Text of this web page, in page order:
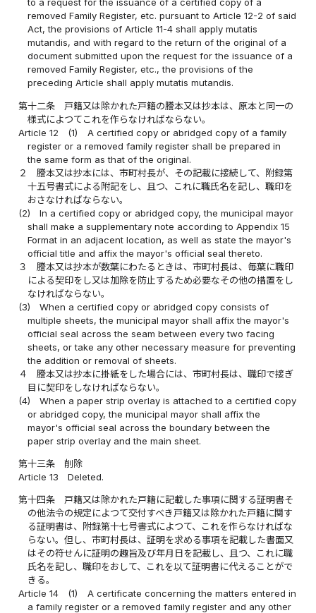
to a request for the issuance of a certified copy of a
removed Family Register, etc. pursuant to Article 12-2 of said
Act, the provisions of Article 11-4 shall apply mutatis
mutandis, and with regard to the return of the original of a
document submitted upon the request for the issuance of a
removed Family Register, etc., the provisions of the
preceding Article shall apply mutatis mutandis.
第十二条
戸籍又は除かれた戸籍の謄本又は抄本は、原本と同一の
様式によつてこれを作らなければならない。
Article 12
(1)
A certified copy or abridged copy of a family
register or a removed family register shall be prepared in
the same form as that of the original.
２
謄本又は抄本には、市町村長が、その記載に接続して、附録第
十五号書式による附記をし、且つ、これに職氏名を記し、職印を
おさなければならない。
(2)
In a certified copy or abridged copy, the municipal mayor
shall make a supplementary note according to Appendix 15
Format in an adjacent location, as well as state the mayor's
official title and affix the mayor's official seal thereto.
３
謄本又は抄本が数葉にわたるときは、市町村長は、毎葉に職印
による契印をし又は加除を防止するため必要なその他の措置をし
なければならない。
(3)
When a certified copy or abridged copy consists of
multiple sheets, the municipal mayor shall affix the mayor's
official seal across the seam between every two facing
sheets, or take any other necessary measure for preventing
the addition or removal of sheets.
４
謄本又は抄本に掛紙をした場合には、市町村長は、職印で接ぎ
目に契印をしなければならない。
(4)
When a paper strip overlay is attached to a certified copy
or abridged copy, the municipal mayor shall affix the
mayor's official seal across the boundary between the
paper strip overlay and the main sheet.
第十三条
削除
Article 13
Deleted.
第十四条
戸籍又は除かれた戸籍に記載した事項に関する証明書そ
の他法令の規定によつて交付すべき戸籍又は除かれた戸籍に関す
る証明書は、附録第十七号書式によつて、これを作らなければな
らない。但し、市町村長は、証明を求める事項を記載した書面又
はその符せんに証明の趣旨及び年月日を記載し、且つ、これに職
氏名を記し、職印をおして、これを以て証明書に代えることがで
きる。
Article 14
(1)
A certificate concerning the matters entered in
a family register or a removed family register and any other